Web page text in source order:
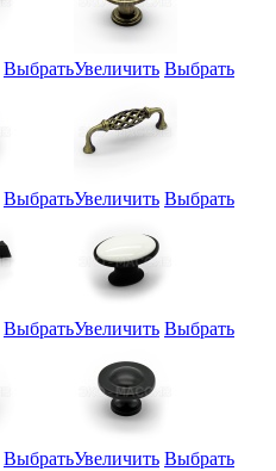
ВыбратьУвеличить Выбрать
ВыбратьУвеличить Выбрать
ВыбратьУвеличить Выбрать
ВыбратьУвеличить Выбрать